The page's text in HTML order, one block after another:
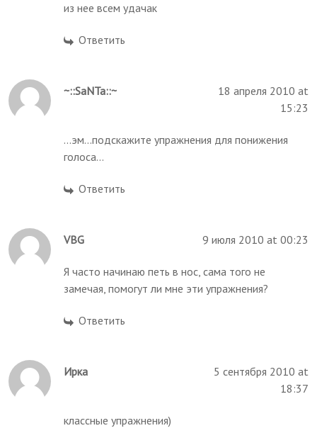
из нее всем удачак
Ответить
~::SaNTa::~
18 апреля 2010 at
15:23
...эм...подскажите упражнения для понижения
голоса...
Ответить
VBG 9 июля 2010 at 00:23
Я часто начинаю петь в нос, сама того не
замечая, помогут ли мне эти упражнения?
Ответить
Ирка
5 сентября 2010 at
18:37
классные упражнения)